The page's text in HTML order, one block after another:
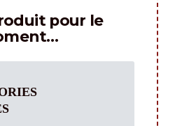
pour le